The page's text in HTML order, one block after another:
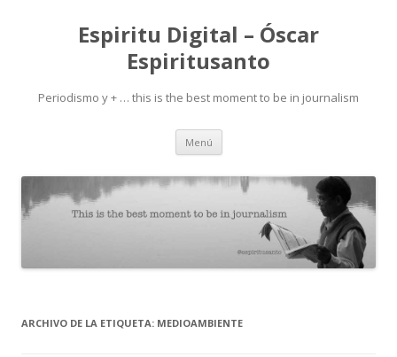
Espiritu Digital – Óscar
Espiritusanto
Periodismo y + … this is the best moment to be in journalism
Menú Ir
contenido
ARCHIVO DE LA ETIQUETA: MEDIOAMBIENTE